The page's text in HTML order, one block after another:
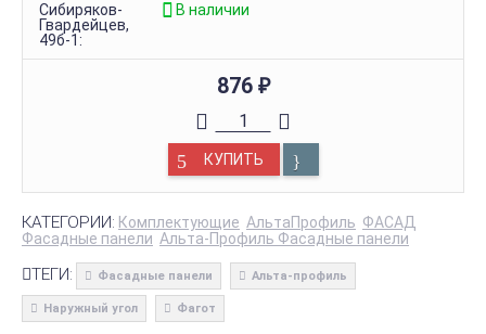
Сибиряков-
Гвардейцев,
49б-1:
В наличии
876 ₽
КУПИТЬ
КАТЕГОРИИ: Комплектующие АльтаПрофиль ФАСАД
Фасадные панели Альта-Профиль Фасадные панели
ТЕГИ: Фасадные панели Альта-профиль
Наружный угол Фагот